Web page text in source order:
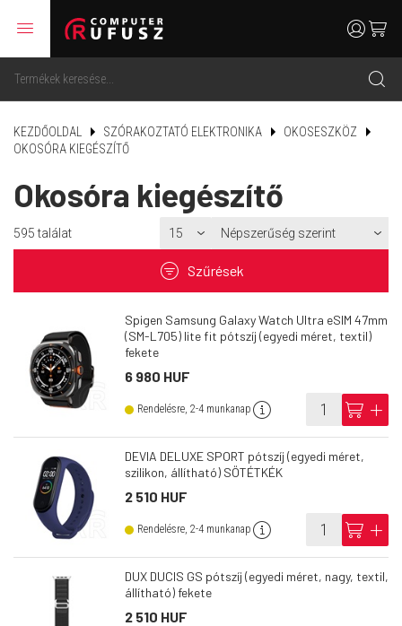
menu
search
usercart
KEZDŐOLDAL SZÓRAKOZTATÓ ELEKTRONIKA
OKOSESZKÖZ
OKOSÓRA KIEGÉSZÍTŐ
Okosóra kiegészítő
595 találat
filter Szűrések
Spigen Samsung Galaxy Watch Ultra eSIM 47mm
(SM-L705) lite fit pótszíj (egyedi méret, textil)
fekete
6 980 HUF
Rendelésre, 2-4 munkanap info cart add
DEVIA DELUXE SPORT pótszíj (egyedi méret,
szilikon, állítható) SÖTÉTKÉK
2 510 HUF
Rendelésre, 2-4 munkanap info cart add
DUX DUCIS GS pótszíj (egyedi méret, nagy, textil,
állítható) fekete
2 510 HUF